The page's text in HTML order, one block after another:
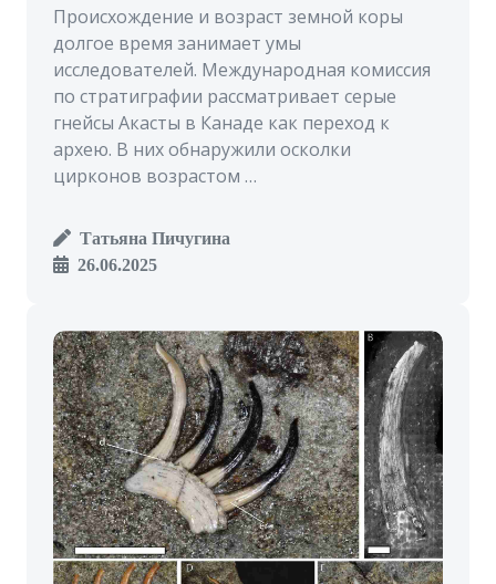
Происхождение и возраст земной коры
долгое время занимает умы
исследователей. Международная комиссия
по стратиграфии рассматривает серые
гнейсы Акасты в Канаде как переход к
архею. В них обнаружили осколки
цирконов возрастом …
Татьяна Пичугина
26.06.2025